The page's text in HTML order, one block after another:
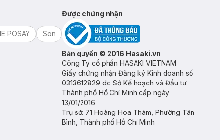
POSAY
Son
Được chứng nhận
Bản quyền © 2016 Hasaki.vn
Công Ty cổ phần HASAKI VIETNAM
Giấy chứng nhận Đăng ký Kinh doanh số
0313612829 do Sở Kế hoạch và Đầu tư
Thành phố Hồ Chí Minh cấp ngày
13/01/2016
Trụ sở: 71 Hoàng Hoa Thám, Phường Tân
Bình, Thành phố Hồ Chí Minh